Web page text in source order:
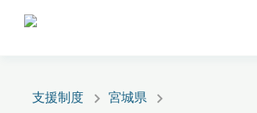
支援制度 宮城県